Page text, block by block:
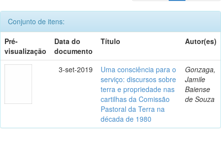
Conjunto de itens:
Pré-
visualização
Data do
documento
Título Autor(es)
3-set-2019
Uma consciência para o
serviço: discursos sobre
terra e propriedade nas
cartilhas da Comissão
Pastoral da Terra na
década de 1980
Gonzaga,
Jamile
Baiense
de Souza